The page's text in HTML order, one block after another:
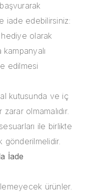
iade edebilirsiniz:
olarak
edilmesi
kutusunda ve iç
olmamalıdır.
ile birlikte
gönderilmelidir.
İade
ürünler.